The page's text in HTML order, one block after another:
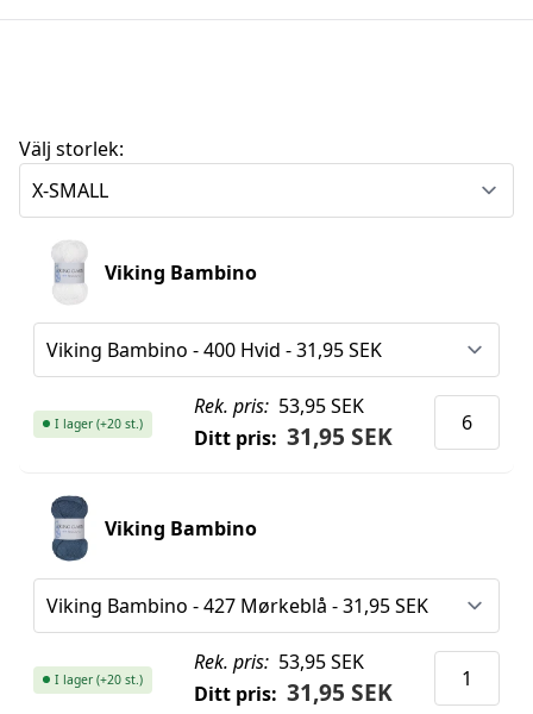
Välj storlek:
Viking Bambino
Rek. pris: 53,95 SEK
Ditt pris: 31,95 SEK
I lager (+20 st.)
Viking Bambino
Rek. pris: 53,95 SEK
Ditt pris: 31,95 SEK
I lager (+20 st.)